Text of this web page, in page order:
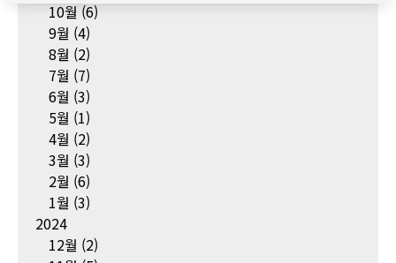
10월 (6)
9월 (4)
8월 (2)
7월 (7)
6월 (3)
5월 (1)
4월 (2)
3월 (3)
2월 (6)
1월 (3)
2024
12월 (2)